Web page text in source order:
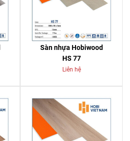
Sàn nhựa Hobiwood
HS 77
Liên hệ